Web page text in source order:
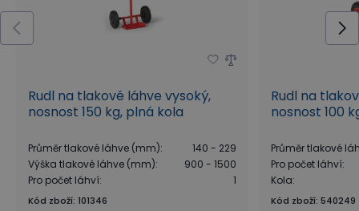
Rudl na tlakové láhve vysoký,
nosnost 150 kg, plná kola
Průměr tlakové láhve (mm):
140 - 229
Výška tlakové láhve (mm):
900 - 1500
Pro počet láhví: 1
Kód zboží: 101346
Rudl na
nosnost 100
Průměr tlakové
Pro počet láhví:
Kola:
Kód zboží: 540249